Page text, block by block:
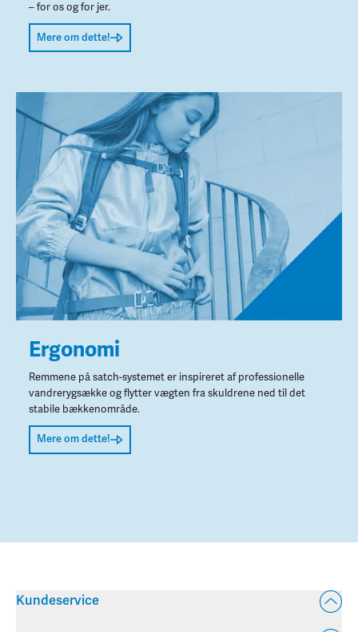
– for os og for jer.
Mere om dette!
Ergonomi
Remmene på satch-systemet er inspireret af professionelle
vandrerygsække og flytter vægten fra skuldrene ned til det
stabile bækkenområde.
Mere om dette!
Kundeservice